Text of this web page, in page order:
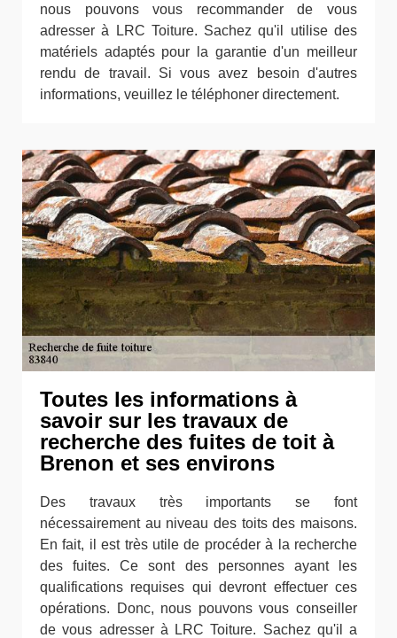
nous pouvons vous recommander de vous
adresser à LRC Toiture. Sachez qu'il utilise des
matériels adaptés pour la garantie d'un meilleur
rendu de travail. Si vous avez besoin d'autres
informations, veuillez le téléphoner directement.
Toutes les informations à
savoir sur les travaux de
recherche des fuites de toit à
Brenon et ses environs
Des travaux très importants se font
nécessairement au niveau des toits des maisons.
En fait, il est très utile de procéder à la recherche
des fuites. Ce sont des personnes ayant les
qualifications requises qui devront effectuer ces
opérations. Donc, nous pouvons vous conseiller
de vous adresser à LRC Toiture. Sachez qu'il a